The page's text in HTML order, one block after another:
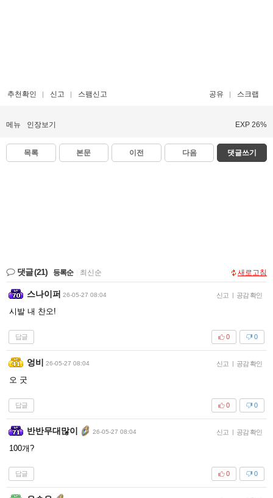
추천확인 신고 스팸신고 공유 스크랩
메뉴 인장보기 EXP 26%
목록 본문 이전 다음 댓글쓰기
댓글(21) 등록순 최신순 새로고침
스나이퍼 26-05-27 08:04 신고 | 공감 확인
시발 내 찬오!
답글 0
0
엉비 26-05-27 08:04 신고 | 공감 확인
오 굿
답글 0
0
반반무대많이 26-05-27 08:04 신고 | 공감 확인
100개?
답글 0
0